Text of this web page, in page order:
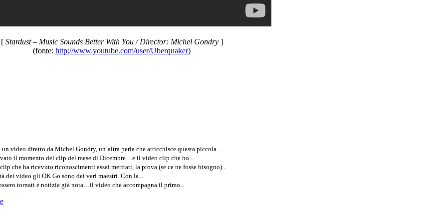
[ Stardust – Music Sounds Better With You / Director: Michel Gondry]
(fonte: http://www.youtube.com/user/Uberquaker)
un video diretto da Michel Gondry, un’altra perla che arricchisce questa piccola...
il momento del clip del mese di Dicembre…e il video clip che ho...
che ha ricevuto riconoscimenti assai meritati, la prova (se ce ne fosse bisogno)...
dei video gli OK Go sono dei veri maestri. Con la...
tornati è notizia già nota…il video che accompagna il primo...